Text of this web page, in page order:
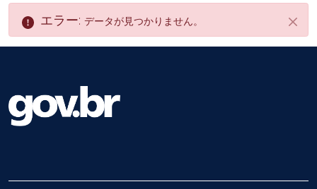
閉じる
エラー: データが見つかりません。